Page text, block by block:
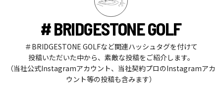
# BRIDGESTONE GOLF
＃BRIDGESTONE GOLFなど関連ハッシュタグを付けて
投稿いただいた中から、素敵な投稿をご紹介します。
（当社公式Instagramアカウント、当社契約プロのInstagramアカ
ウント等の投稿も含みます）